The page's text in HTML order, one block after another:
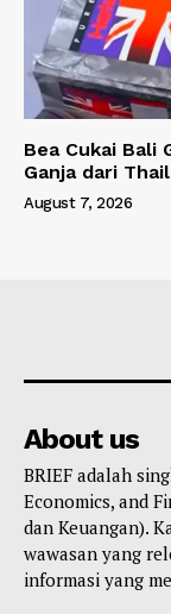
Bea Cukai Bali
Ganja dari
August 7, 2026
About us
BRIEF adalah
Economics, and
dan Keuangan).
wawasan yang
informasi yang